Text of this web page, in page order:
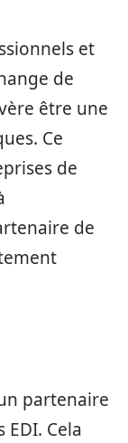
et
de
être une
Ce
de
de
partenaire
Cela